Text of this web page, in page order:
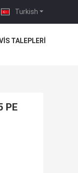
Turkish
TALEPLERI
PE